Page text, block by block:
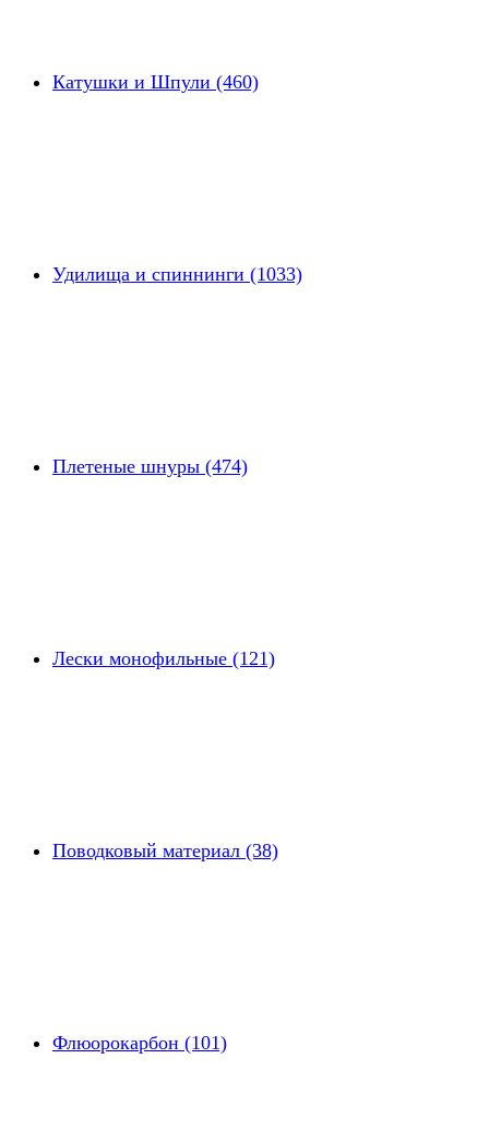
Катушки и Шпули (460)
Удилища и спиннинги (1033)
Плетеные шнуры (474)
Лески монофильные (121)
Поводковый материал (38)
Флюорокарбон (101)